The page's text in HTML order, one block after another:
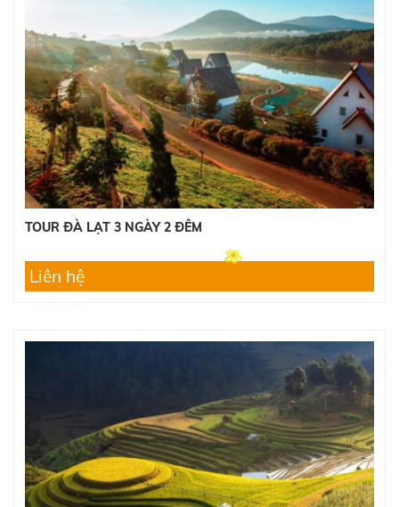
TOUR ĐÀ LẠT 3 NGÀY 2 ĐÊM
Liên hệ